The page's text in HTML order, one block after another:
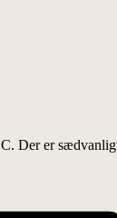
Der er